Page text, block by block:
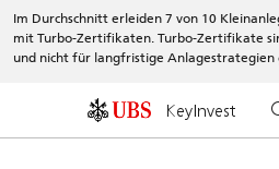
Im Durchschnitt erleiden 7 von 10
mit Turbo-Zertifikaten. Turbo-Zertifikate
und nicht für langfristige Anlagestrategien
KeyInvest